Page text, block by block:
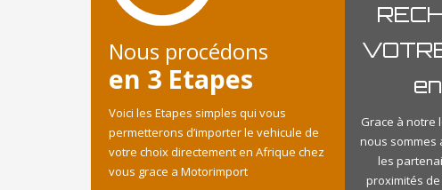
Nous procédons
en 3 Etapes
Voici les Etapes simples qui vous
permetterons d’importer le vehicule de
votre choix directement en Afrique chez
vous grace a Motorimport
Grace à notre
nous
les
proximités